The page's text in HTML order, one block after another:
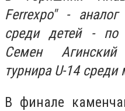
Ferrexpo" -
среди детей - по
Семен
турнира U-14 среди
В финале